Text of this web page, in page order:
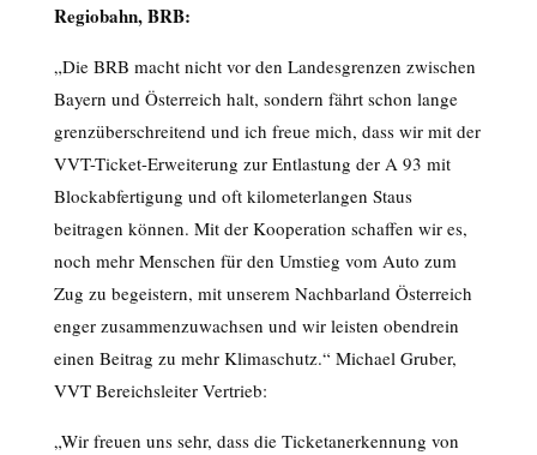
Regiobahn, BRB:
„Die BRB macht nicht vor den Landesgrenzen zwischen
Bayern und Österreich halt, sondern fährt schon lange
grenzüberschreitend und ich freue mich, dass wir mit der
VVT-Ticket-Erweiterung zur Entlastung der A 93 mit
Blockabfertigung und oft kilometerlangen Staus
beitragen können. Mit der Kooperation schaffen wir es,
noch mehr Menschen für den Umstieg vom Auto zum
Zug zu begeistern, mit unserem Nachbarland Österreich
enger zusammenzuwachsen und wir leisten obendrein
einen Beitrag zu mehr Klimaschutz.“ Michael Gruber,
VVT Bereichsleiter Vertrieb:
„Wir freuen uns sehr, dass die Ticketanerkennung von